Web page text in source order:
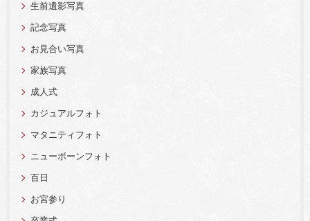
生前遺影写真
記念写真
お見合い写真
家族写真
成人式
カジュアルフォト
マタニティフォト
ニューボーンフォト
百日
お宮参り